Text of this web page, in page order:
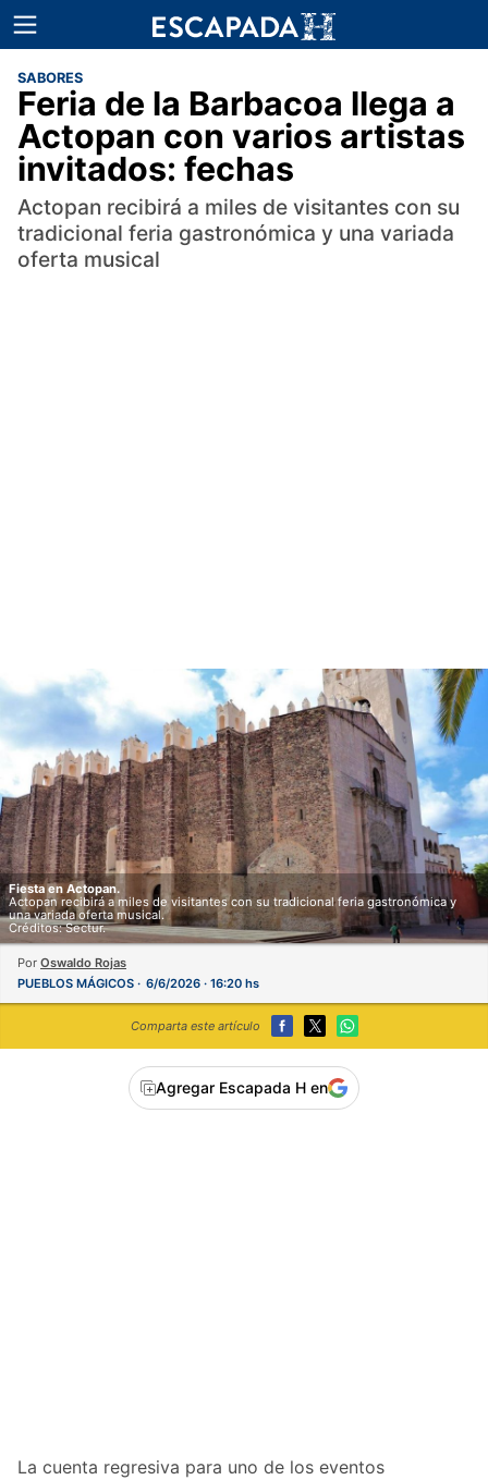
SABORES
Feria de la Barbacoa llega a
Actopan con varios artistas
invitados: fechas
Actopan recibirá a miles de visitantes con su
tradicional feria gastronómica y una variada
oferta musical
Fiesta en Actopan.
Actopan recibirá a miles de visitantes con su tradicional feria gastronómica y
una variada oferta musical.
Créditos: Sectur.
Por Oswaldo Rojas
PUEBLOS MÁGICOS
6/6/2026 · 16:20 hs
Comparta este artículo
Agregar Escapada H en
La cuenta regresiva para uno de los eventos